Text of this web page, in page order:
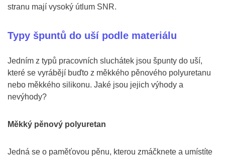
stranu mají vysoký útlum SNR.
Typy špuntů do uší podle materiálu
Jedním z typů pracovních sluchátek jsou špunty do uší,
které se vyrábějí buďto z měkkého pěnového polyuretanu
nebo měkkého silikonu. Jaké jsou jejich výhody a
nevýhody?
Měkký pěnový polyuretan
Jedná se o paměťovou pěnu, kterou zmáčknete a umístíte